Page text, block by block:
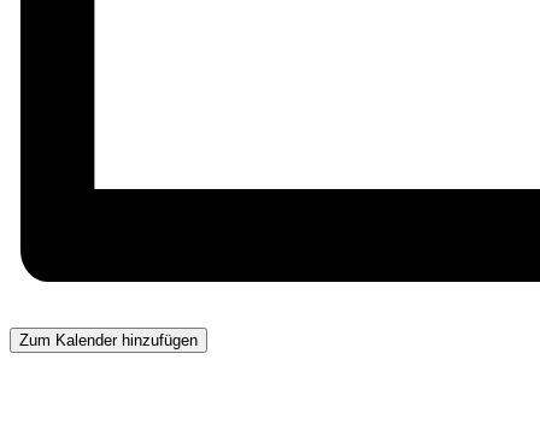
Zum Kalender hinzufügen